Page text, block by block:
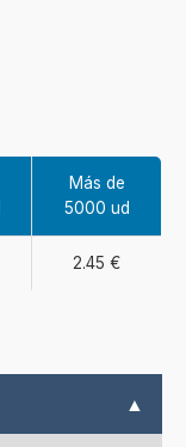
Más de
5000 ud
2.45 €
▲